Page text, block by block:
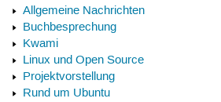
Allgemeine Nachrichten
Buchbesprechung
Kwami
Linux und Open Source
Projektvorstellung
Rund um Ubuntu